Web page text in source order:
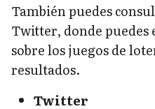
También puedes
Twitter, donde
sobre los juegos de
resultados.
Twitter